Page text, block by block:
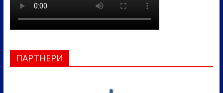
ПАРТНЕРИ